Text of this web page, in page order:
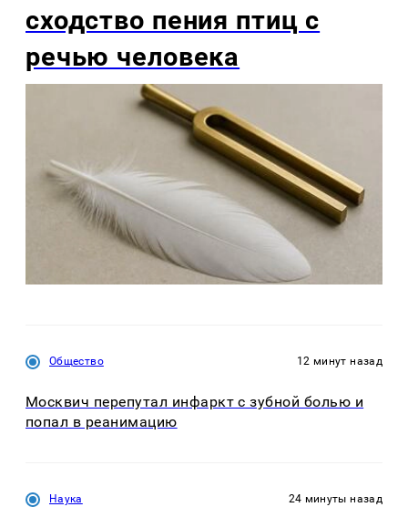
сходство пения птиц с
речью человека
Общество 12 минут назад
Москвич перепутал инфаркт с зубной болью и
попал в реанимацию
Наука 24 минуты назад